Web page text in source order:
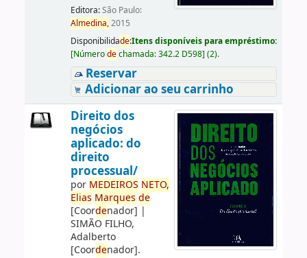
Editora:São Paulo:
Almedina,2015
Disponibilidade:Itens disponíveis para empréstimo:
[Númerodechamada:342.2 D598] (2).
Reservar
Adicionar ao seu carrinho
Direito dos
negócios
aplicado: do
direito
processual/
por MEDEIROS NETO,
Elias Marques de
[Coordenador] |
SIMÃO FILHO,
Adalberto
[Coordenador].